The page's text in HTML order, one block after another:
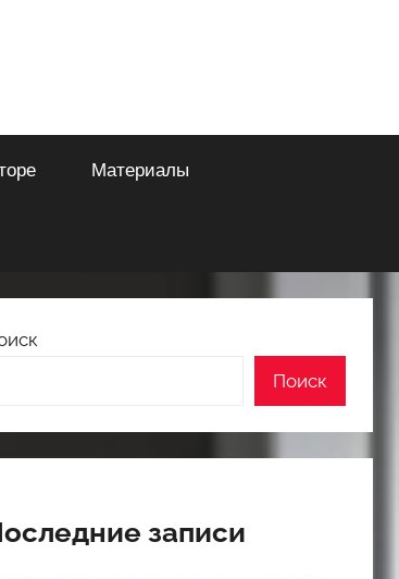
Материалы
Поиск
записи